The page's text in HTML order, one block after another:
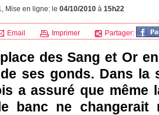
Mise en ligne: le 04/10/2010 à 15h22
Email Imprimer Partager:
des Sang et Or
ses gonds. Dans la
a assuré que même
banc ne changerait